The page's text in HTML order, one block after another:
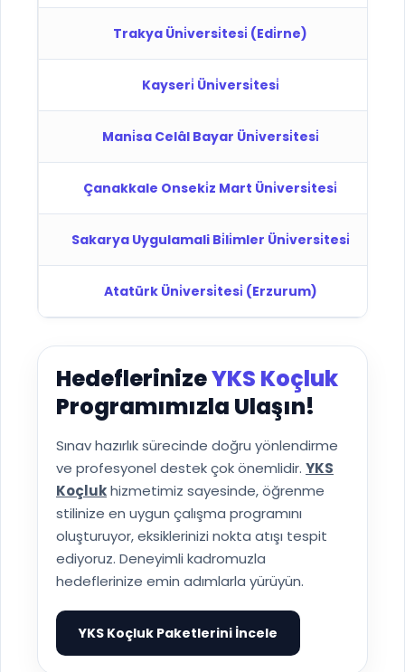
Trakya Üni̇versi̇tesi̇ (Edi̇rne)
Kayseri̇ Üni̇versi̇tesi̇
Mani̇sa Celâl Bayar Üni̇versi̇tesi̇
Çanakkale Onseki̇z Mart Üni̇versi̇tesi̇
Sakarya Uygulamali Bi̇li̇mler Üni̇versi̇tesi̇
Atatürk Üni̇versi̇tesi̇ (Erzurum)
HedeflerinizeYKS Koçluk
Programımızla Ulaşın!
Sınav hazırlık sürecinde doğru yönlendirme
ve profesyonel destek çok önemlidir. YKS
Koçlukhizmetimiz sayesinde, öğrenme
stilinize en uygun çalışma programını
oluşturuyor, eksiklerinizi nokta atışı tespit
ediyoruz. Deneyimli kadromuzla
hedeflerinize emin adımlarla yürüyün.
YKS Koçluk Paketlerini İncele
▶